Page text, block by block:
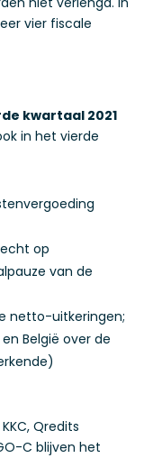
vier fiscale
kwartaal 2021
in het vierde
op
van de
netto-uitkeringen;
België over de
Qredits
C blijven het